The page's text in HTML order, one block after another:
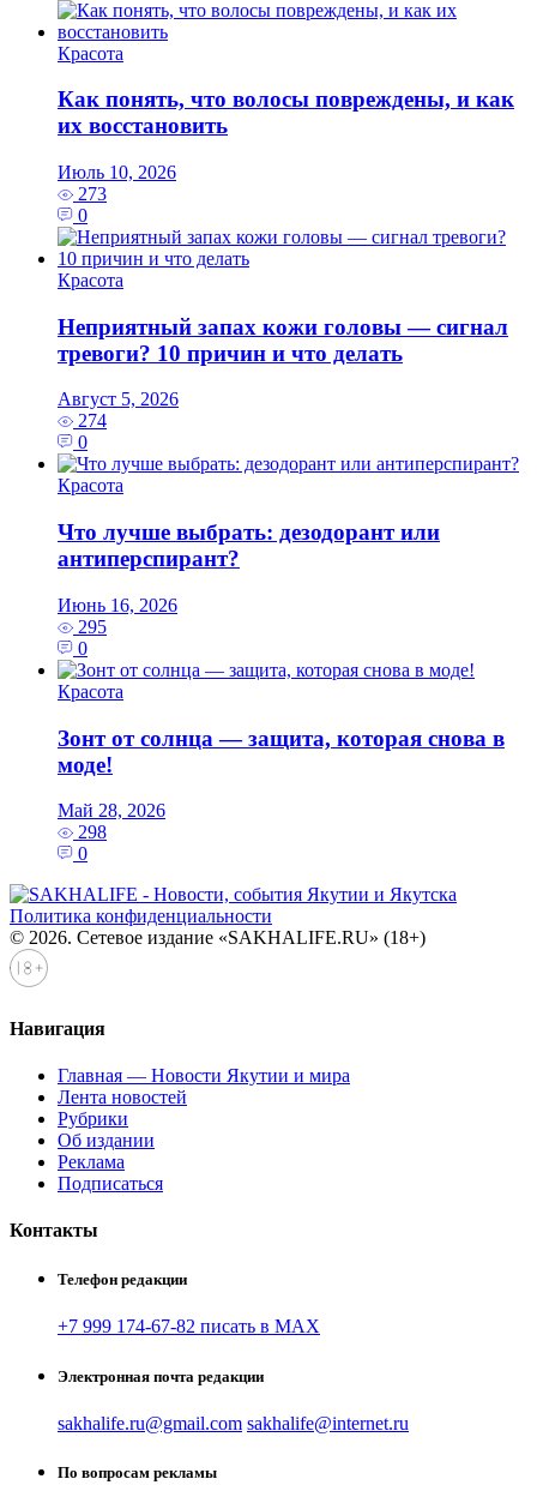
Красота
Как понять, что волосы повреждены, и как
их восстановить
Июль 10, 2026
273
0
Красота
Неприятный запах кожи головы — сигнал
тревоги? 10 причин и что делать
Август 5, 2026
274
0
Красота
Что лучше выбрать: дезодорант или
антиперспирант?
Июнь 16, 2026
295
0
Красота
Зонт от солнца — защита, которая снова в
моде!
Май 28, 2026
298
0
Политика конфиденциальности
© 2026. Сетевое издание «SAKHALIFE.RU» (18+)
Навигация
Главная — Новости Якутии и мира
Лента новостей
Рубрики
Об издании
Реклама
Подписаться
Контакты
Телефон редакции
+7 999 174-67-82 писать в MAX
Электронная почта редакции
sakhalife.ru@gmail.com sakhalife@internet.ru
По вопросам рекламы